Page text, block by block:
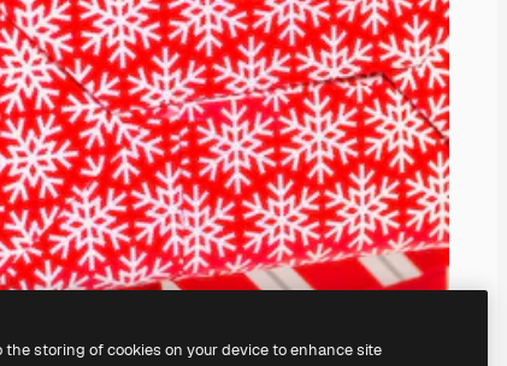
the storing of cookies on your device to enhance site